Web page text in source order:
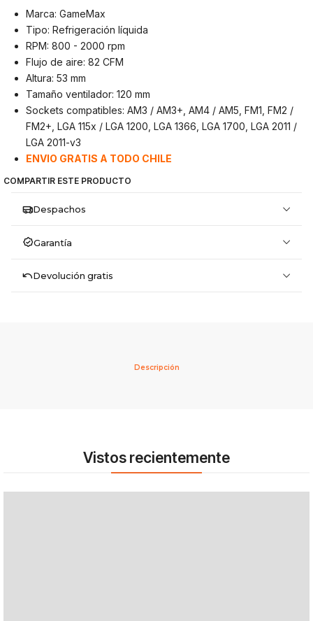
Marca: GameMax
Tipo: Refrigeración líquida
RPM: 800 - 2000 rpm
Flujo de aire: 82 CFM
Altura: 53 mm
Tamaño ventilador: 120 mm
Sockets compatibles: AM3 / AM3+, AM4 / AM5, FM1, FM2 /
FM2+, LGA 115x / LGA 1200, LGA 1366, LGA 1700, LGA 2011 /
LGA 2011-v3
ENVIO GRATIS A TODO CHILE
COMPARTIR ESTE PRODUCTO
Despachos
Garantía
Devolución gratis
Descripción
Vistos recientemente